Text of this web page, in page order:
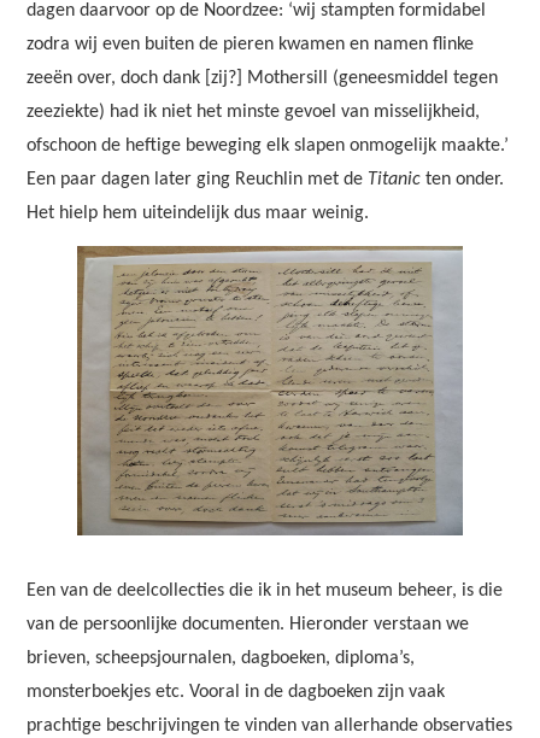
dagen daarvoor op de Noordzee: ‘wij stampten formidabel
zodra wij even buiten de pieren kwamen en namen flinke
zeeën over, doch dank [zij?] Mothersill (geneesmiddel tegen
zeeziekte) had ik niet het minste gevoel van misselijkheid,
ofschoon de heftige beweging elk slapen onmogelijk maakte.’
Een paar dagen later ging Reuchlin met de Titanic ten onder.
Het hielp hem uiteindelijk dus maar weinig.
Een van de deelcollecties die ik in het museum beheer, is die
van de persoonlijke documenten. Hieronder verstaan we
brieven, scheepsjournalen, dagboeken, diploma’s,
monsterboekjes etc. Vooral in de dagboeken zijn vaak
prachtige beschrijvingen te vinden van allerhande observaties